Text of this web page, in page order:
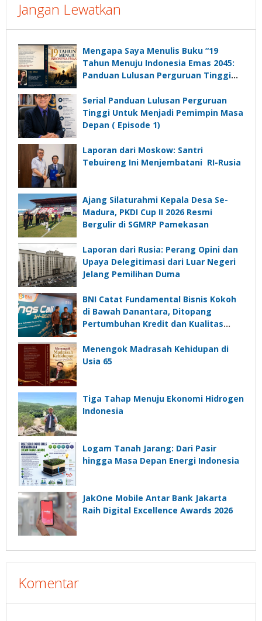
Jangan Lewatkan
Mengapa Saya Menulis Buku “19
Tahun Menuju Indonesia Emas 2045:
Panduan Lulusan Perguruan Tinggi
Depan”?
Serial Panduan Lulusan Perguruan
Tinggi Untuk Menjadi Pemimpin Masa
Depan ( Episode 1)
Laporan dari Moskow: Santri
Tebuireng Ini Menjembatani RI-Rusia
Ajang Silaturahmi Kepala Desa Se-
Madura, PKDI Cup II 2026 Resmi
Bergulir di SGMRP Pamekasan
Laporan dari Rusia: Perang Opini dan
Upaya Delegitimasi dari Luar Negeri
Jelang Pemilihan Duma
BNI Catat Fundamental Bisnis Kokoh
di Bawah Danantara, Ditopang
Pertumbuhan Kredit dan Kualitas
Menengok Madrasah Kehidupan di
Usia 65
Tiga Tahap Menuju Ekonomi Hidrogen
Indonesia
Logam Tanah Jarang: Dari Pasir
hingga Masa Depan Energi Indonesia
JakOne Mobile Antar Bank Jakarta
Raih Digital Excellence Awards 2026
Komentar